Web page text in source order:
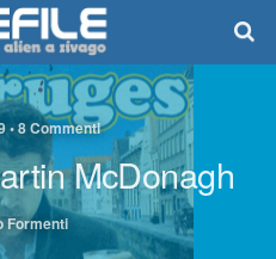
• 8 Commenti
McDonagh
Formenti